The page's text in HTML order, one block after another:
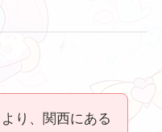
り、関西にある